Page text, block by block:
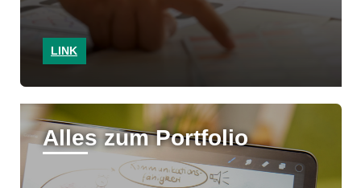
LINK
Alles zum Portfolio